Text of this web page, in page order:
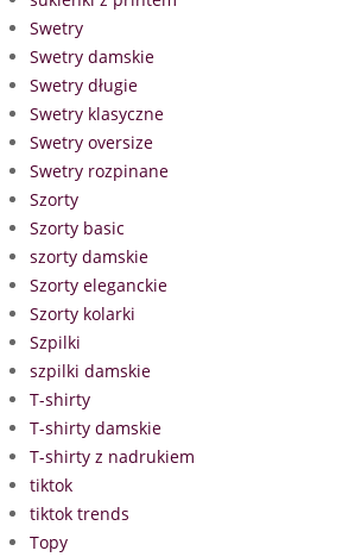
Swetry
Swetry damskie
Swetry długie
Swetry klasyczne
Swetry oversize
Swetry rozpinane
Szorty
Szorty basic
szorty damskie
Szorty eleganckie
Szorty kolarki
Szpilki
szpilki damskie
T-shirty
T-shirty damskie
T-shirty z nadrukiem
tiktok
tiktok trends
Topy